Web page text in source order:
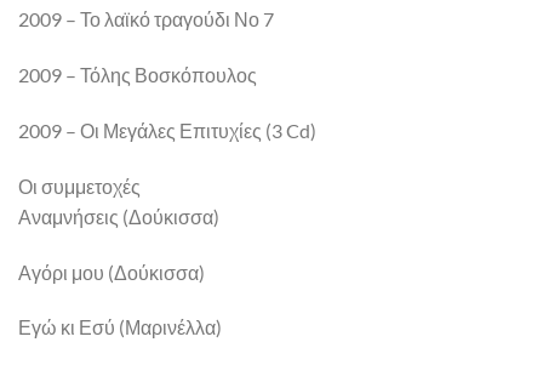
2009 – Το λαϊκό τραγούδι Νο 7
2009 – Τόλης Βοσκόπουλος
2009 – Οι Μεγάλες Επιτυχίες (3 Cd)
Οι συμμετοχές
Αναμνήσεις (Δούκισσα)
Αγόρι μου (Δούκισσα)
Εγώ κι Εσύ (Μαρινέλλα)